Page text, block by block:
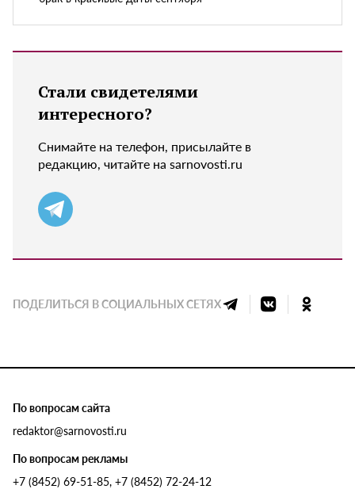
Стали свидетелями
интересного?
Снимайте на телефон, присылайте в
редакцию, читайте на sarnovosti.ru
ПОДЕЛИТЬСЯ В СОЦИАЛЬНЫХ СЕТЯХ
По вопросам сайта
redaktor@sarnovosti.ru
По вопросам рекламы
+7 (8452) 69-51-85, +7 (8452) 72-24-12